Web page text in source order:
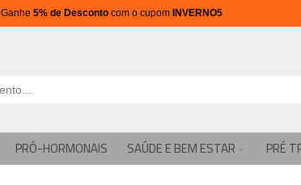
Ganhe 5% de Desconto com o cupom INVERNO5
PRÓ-HORMONAIS SAÚDE E BEM ESTAR PRÉ